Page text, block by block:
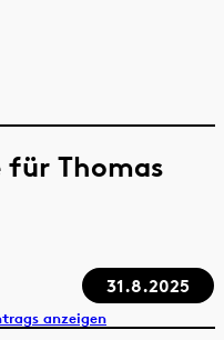
für Thomas
31.8.2025
anzeigen